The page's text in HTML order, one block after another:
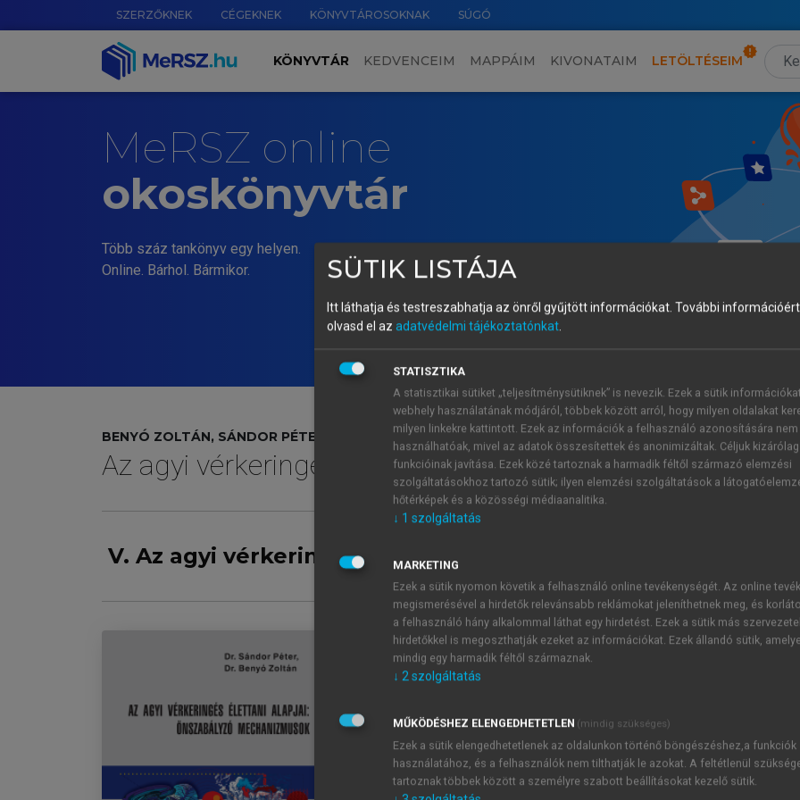
SZERZŐKNEK CÉGEKNEK KÖNYVTÁROSOKNAK SÚGÓ
KÖNYVTÁR KEDVENCEIM MAPPÁIM KIVONATAIM LETÖLTÉSEIM
MeRSZ online
okoskönyvtár
Több száz tankönyv egy helyen.
Online. Bárhol. Bármikor.
BENYÓ ZOLTÁN, SÁNDOR PÉTER
Az agyi vérkeringés élettani alapjai: önszabályzó
V. Az agyi vérkeringés-szabályozás fő mechanizmusai
TARTALOMJEGYZÉK
Impresszum
Ajánlás
Előszó
Köszönetnyilvánítás
SÜTIK LISTÁJA
Itt láthatja és testreszabhatja az önről gyűjtött információkat. További
olvasd el az adatvédelmi tájékoztatónkat.
STATISZTIKA
A statisztikai sütiket „teljesítménysütiknek” is nevezik. Ezek a sütik
webhely használatának módjáról, többek között arról, hogy milyen oldalakat
milyen linkekre kattintott. Ezek az információk a felhasználó azonosítására nem
használhatóak, mivel az adatok összesítettek és anonimizáltak. Céljuk kizárólag
funkcióinak javítása. Ezek közé tartoznak a harmadik féltől származó elemzési
szolgáltatásokhoz tartozó sütik; ilyen elemzési szolgáltatások a
hőtérképek és a közösségi médiaanalitika.
↓ 1 szolgáltatás
MARKETING
Ezek a sütik nyomon követik a felhasználó online tevékenységét. Az online
megismerésével a hirdetők relevánsabb reklámokat jeleníthetnek meg, és
a felhasználó hány alkalommal láthat egy hirdetést. Ezek a sütik más
hirdetőkkel is megoszthatják ezeket az információkat. Ezek állandó sütik,
mindig egy harmadik féltől származnak.
↓ 2szolgáltatás
MŰKÖDÉSHEZ ELENGEDHETETLEN (mindig szükséges)
Ezek a sütik elengedhetetlenek az oldalunkon történő böngészéshez,a funkciók
használatához, és a felhasználók nem tilthatják le azokat. A feltétlenül
tartoznak többek között a személyre szabott beállításokat kezelő sütik.